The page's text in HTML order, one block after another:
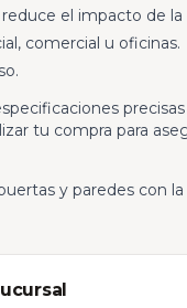
el impacto de la
comercial u oficinas.
tu compra para
y paredes con